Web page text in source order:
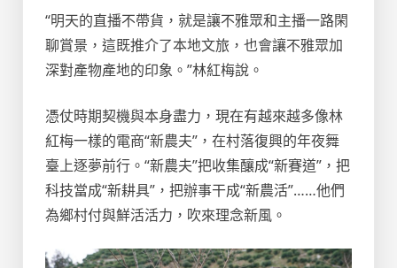
“明天的直播不帶貨，就是讓不雅眾和主播一路閑
聊賞景，這既推介了本地文旅，也會讓不雅眾加
深對產物產地的印象。”林紅梅說。
憑仗時期契機與本身盡力，現在有越來越多像林
紅梅一樣的電商“新農夫”，在村落復興的年夜舞
臺上逐夢前行。“新農夫”把收集釀成“新賽道”，把
科技當成“新耕具”，把辦事干成“新農活”……他們
為鄉村付與鮮活活力，吹來理念新風。